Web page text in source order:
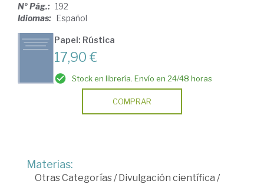
Nº Pág.: 192
Idiomas: Español
Papel: Rústica
17,90 €
Stock en librería. Envío en 24/48 horas
COMPRAR
Materias:
Otras Categorías /Divulgación científica /